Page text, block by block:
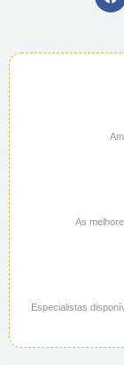
quantidade
As
Especialistas